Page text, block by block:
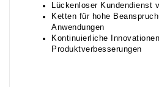
Lückenloser Kundendienst
Ketten für hohe
Anwendungen
Kontinuierliche
Produktverbesserungen